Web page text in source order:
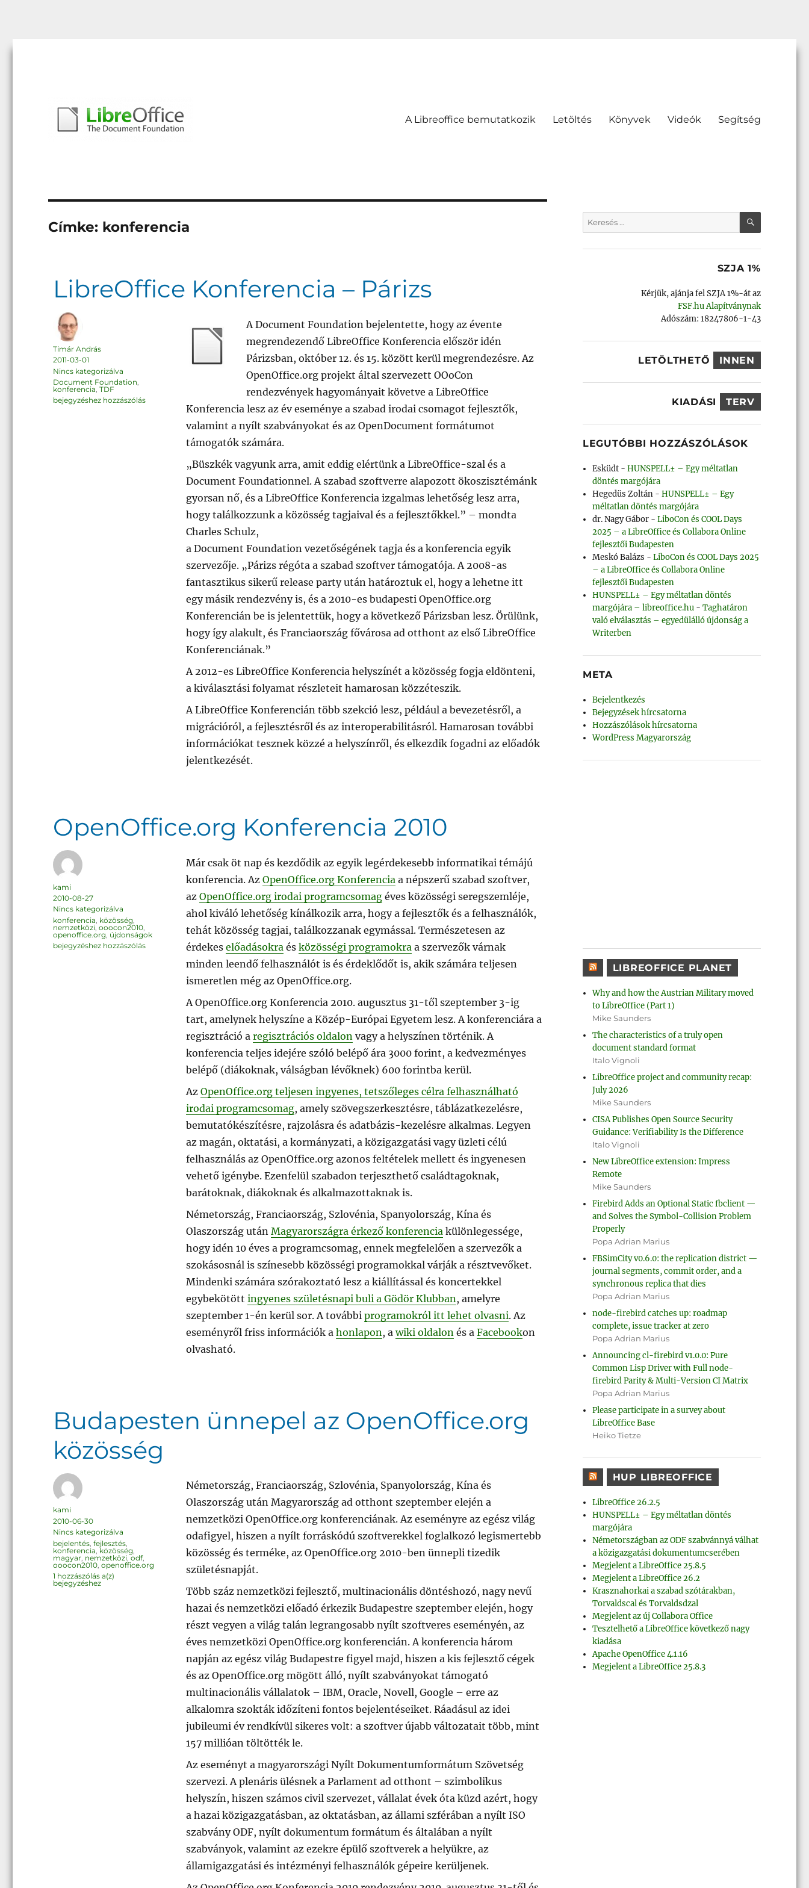
A Libreoffice bemutatkozik Letöltés Könyvek Videók Segítség
Címke: konferencia
LibreOffice Konferencia – Párizs
A Document Foundation bejelentette, hogy az évente
megrendezendő LibreOffice Konferencia először idén
Párizsban, október 12. és 15. között kerül megrendezésre. Az
OpenOffice.org projekt által szervezett OOoCon
rendezvények hagyományait követve a LibreOffice
Konferencia lesz az év eseménye a szabad irodai csomagot fejlesztők,
valamint a nyílt szabványokat és az OpenDocument formátumot
támogatók számára.
„Büszkék vagyunk arra, amit eddig elértünk a LibreOffice-szal és a
Document Foundationnel. A szabad szoftverre alapozott ökoszisztémánk
gyorsan nő, és a LibreOffice Konferencia izgalmas lehetőség lesz arra,
hogy találkozzunk a közösség tagjaival és a fejlesztőkkel.” – mondta
Charles Schulz,
a Document Foundation vezetőségének tagja és a konferencia egyik
szervezője. „Párizs régóta a szabad szoftver támogatója. A 2008-as
fantasztikus sikerű release party után határoztuk el, hogy a lehetne itt
egy másik rendezvény is, és a 2010-es budapesti OpenOffice.org
Konferencián be is jelentettük, hogy a következő Párizsban lesz. Örülünk,
hogy így alakult, és Franciaország fővárosa ad otthont az első LibreOffice
Konferenciának.”
A 2012-es LibreOffice Konferencia helyszínét a közösség fogja eldönteni,
a kiválasztási folyamat részleteit hamarosan közzéteszik.
A LibreOffice Konferencián több szekció lesz, például a bevezetésről, a
migrációról, a fejlesztésről és az interoperabilitásról. Hamarosan további
információkat tesznek közzé a helyszínről, és elkezdik fogadni az előadók
jelentkezését.
Szerző
Timár András
Közzétéve
2011-03-01
Kategória
Nincs kategorizálva
Címke
Document Foundation,
konferencia,TDF
LibreOffice
Konferencia
bejegyzéshez hozzászólás
OpenOffice.org Konferencia 2010
Már csak öt nap és kezdődik az egyik legérdekesebb informatikai témájú
konferencia. Az OpenOffice.org Konferencia a népszerű szabad szoftver,
az OpenOffice.org irodai programcsomagéves közösségi seregszemléje,
ahol kiváló lehetőség kínálkozik arra, hogy a fejlesztők és a felhasználók,
tehát közösség tagjai, találkozzanak egymással. Természetesen az
érdekes előadásokra és közösségi programokra a szervezők várnak
minden leendő felhasználót is és érdeklődőt is, akik számára teljesen
ismeretlen még az OpenOffice.org.
A OpenOffice.org Konferencia 2010. augusztus 31-től szeptember 3-ig
tart, amelynek helyszíne a Közép-Európai Egyetem lesz. A konferenciára a
regisztráció a regisztrációs oldalon vagy a helyszínen történik. A
konferencia teljes idejére szóló belépő ára 3000 forint, a kedvezményes
belépő (diákoknak, válságban lévőknek) 600 forintba kerül.
Az OpenOffice.org teljesen ingyenes, tetszőleges célra felhasználható
irodai programcsomag, amely szövegszerkesztésre, táblázatkezelésre,
bemutatókészítésre, rajzolásra és adatbázis-kezelésre alkalmas. Legyen
az magán, oktatási, a kormányzati, a közigazgatási vagy üzleti célú
felhasználás az OpenOffice.org azonos feltételek mellett és ingyenesen
vehető igénybe. Ezenfelül szabadon terjeszthető családtagoknak,
barátoknak, diákoknak és alkalmazottaknak is.
Németország, Franciaország, Szlovénia, Spanyolország, Kína és
Olaszország után Magyarországra érkező konferencia különlegessége,
hogy idén 10 éves a programcsomag, ennek megfelelően a szervezők a
szokásosnál is színesebb közösségi programokkal várják a résztvevőket.
Mindenki számára szórakoztató lesz a kiállítással és koncertekkel
egybekötött ingyenes születésnapi buli a Gödör Klubban , amelyre
szeptember 1-én kerül sor. A további programokról itt lehet olvasni. Az
eseményről friss információk a honlapon , awiki oldalon és a Facebookon
olvasható.
Szerző
kami
Közzétéve
2010-08-27
Kategória
Nincs kategorizálva
Címke
konferencia közösség
nemzetközi ,ooocon2010
openoffice.org újdonságok
OpenOffice.org
Konferencia
bejegyzéshez hozzászólás
Budapesten ünnepel az OpenOffice.org
közösség
Németország, Franciaország, Szlovénia, Spanyolország, Kína és
Olaszország után Magyarország ad otthont szeptember elején a
nemzetközi OpenOffice.org konferenciának. Az eseményre az egész világ
odafigyel, hiszen a nyílt forráskódú szoftverekkel foglalkozó legismertebb
közösség és terméke, az OpenOffice.org 2010-ben ünnepli tizedik
születésnapját.
Több száz nemzetközi fejlesztő, multinacionális döntéshozó, nagy nevű
hazai és nemzetközi előadó érkezik Budapestre szeptember elején, hogy
részt vegyen a világ talán legrangosabb nyílt szoftveres eseményén, az
éves nemzetközi OpenOffice.org konferencián. A konferencia három
napján az egész világ Budapestre figyel majd, hiszen a kis fejlesztő cégek
és az OpenOffice.org mögött álló, nyílt szabványokat támogató
multinacionális vállalatok – IBM, Oracle, Novell, Google – erre az
alkalomra szokták időzíteni fontos bejelentéseiket. Ráadásul az idei
jubileumi év rendkívül sikeres volt: a szoftver újabb változatait több, mint
157 millióan töltötték le.
Az eseményt a magyarországi Nyílt Dokumentumformátum Szövetség
szervezi. A plenáris ülésnek a Parlament ad otthont – szimbolikus
helyszín, hiszen számos civil szervezet, vállalat évek óta küzd azért, hogy
a hazai közigazgatásban, az oktatásban, az állami szférában a nyílt ISO
szabvány ODF, nyílt dokumentum formátum és általában a nyílt
szabványok, valamint az ezekre épülő szoftverek a helyükre, az
államigazgatási és intézményi felhasználók gépeire kerüljenek.
Szerző
kami
Közzétéve
2010-06-30
Kategória
Nincs kategorizálva
Címke
bejelentés ,fejlesztés
konferencia ,közösség
magyar nemzetközi ,odf,
ooocon2010 ,openoffice.org
1 hozzászólás a(z)
bejegyzéshez
Keresés
a
KERESÉS
SZJA 1%
Kérjük, ajánja fel SZJA 1%-át az
FSF.hu Alapítványnak
Adószám: 18247806-1-43
LETÖLTHETŐ INNEN
KIADÁSI TERV
LEGUTÓBBI HOZZÁSZÓLÁSOK
Esküdt -HUNSPELL± – Egy méltatlan
döntés margójára
Hegedüs Zoltán -HUNSPELL± – Egy
méltatlan döntés margójára
dr. Nagy Gábor -LiboCon és COOL Days
2025 – a LibreOffice és Collabora Online
fejlesztői Budapesten
Meskó Balázs -LiboCon és COOL Days 2025
– a LibreOffice és Collabora Online
fejlesztői Budapesten
HUNSPELL± – Egy méltatlan döntés
margójára – libreoffice.hu -Taghatáron
való elválasztás – egyedülálló újdonság a
Writerben
META
Bejelentkezés
Bejegyzések hírcsatorna
Hozzászólások hírcsatorna
WordPress Magyarország
LIBREOFFICE PLANET
Why and how the Austrian Military moved
to LibreOffice (Part 1)
Mike Saunders
The characteristics of a truly open
document standard format
Italo Vignoli
LibreOffice project and community recap:
July 2026
Mike Saunders
CISA Publishes Open Source Security
Guidance: Verifiability Is the Difference
Italo Vignoli
New LibreOffice extension: Impress
Remote
Mike Saunders
Firebird Adds an Optional Static fbclient —
and Solves the Symbol-Collision Problem
Properly
Popa Adrian Marius
FBSimCity v0.6.0: the replication district —
journal segments, commit order, and a
synchronous replica that dies
Popa Adrian Marius
node-firebird catches up: roadmap
complete, issue tracker at zero
Popa Adrian Marius
Announcing cl-firebird v1.0.0: Pure
Common Lisp Driver with Full node-
firebird Parity & Multi-Version CI Matrix
Popa Adrian Marius
Please participate in a survey about
LibreOffice Base
Heiko Tietze
HUP LIBREOFFICE
LibreOffice 26.2.5
HUNSPELL± – Egy méltatlan döntés
margójára
Németországban az ODF szabvánnyá válhat
a közigazgatási dokumentumcserében
Megjelent a LibreOffice 25.8.5
Megjelent a LibreOffice 26.2
Krasznahorkai a szabad szótárakban,
Torvaldscal és Torvaldsdzal
Megjelent az új Collabora Office
Tesztelhető a LibreOffice következő nagy
kiadása
Apache OpenOffice 4.1.16
Megjelent a LibreOffice 25.8.3